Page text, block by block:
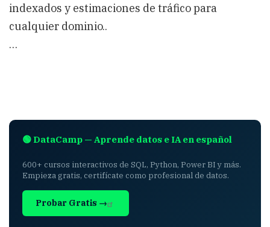
indexados y estimaciones de tráfico para
cualquier dominio..
…
🟢 DataCamp — Aprende datos e IA en español
600+ cursos interactivos de SQL, Python, Power BI y más.
Empieza gratis, certifícate como profesional de datos.
Probar Gratis →